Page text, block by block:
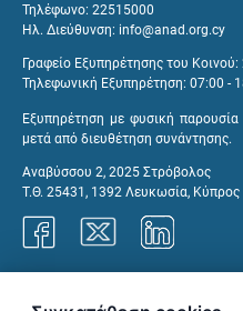
Τηλέφωνο: 22515000
Ηλ. Διεύθυνση: info@anad.org.cy
Γραφείο Εξυπηρέτησης του
Τηλεφωνική Εξυπηρέτηση: 07:00 -
Εξυπηρέτηση με φυσική παρουσία
μετά από διευθέτηση συνάντησης.
Αναβύσσου 2, 2025 Στρόβολος
Τ.Θ. 25431, 1392 Λευκωσία, Κύπρος